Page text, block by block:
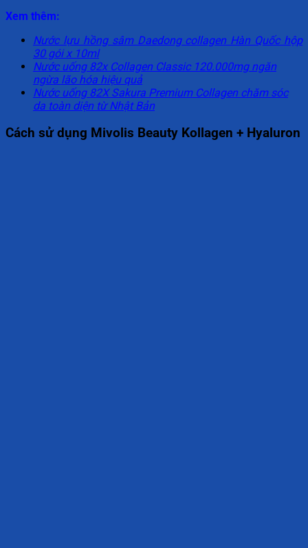
Xem thêm:
Nước lựu hồng sâm Daedong collagen Hàn Quốc hộp
30 gói x 10ml
Nước uống 82x Collagen Classic 120.000mg ngăn
ngừa lão hóa hiệu quả
Nước uống 82X Sakura Premium Collagen chăm sóc
da toàn diện từ Nhật Bản
Cách sử dụng Mivolis Beauty Kollagen + Hyaluron